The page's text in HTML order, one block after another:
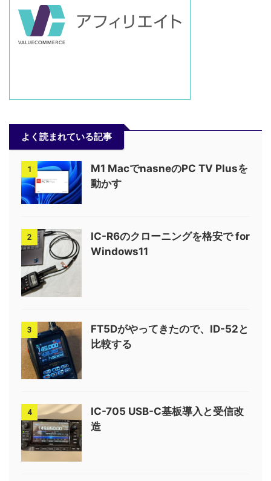
よく読まれている記事
1
M1 MacでnasneのPC TV Plusを
動かす
2
IC-R6のクローニングを格安で for
Windows11
3
FT5Dがやってきたので、ID-52と
比較する
4
IC-705 USB-C基板導入と受信改
造